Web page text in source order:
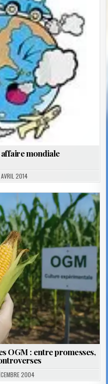
mondiale
AVRIL 2014
OGM : entre promesses,
2004